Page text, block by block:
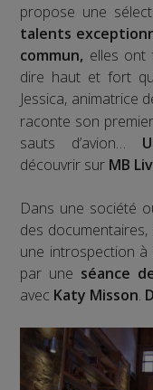
propose une
talents
commun, elles ont
dire haut et fort
Jessica, animatrice
raconte son
sauts d’avion…
découvrir sur MB
Dans une société
des documentaires,
une introspection
par une séance
avec Katy Misson.